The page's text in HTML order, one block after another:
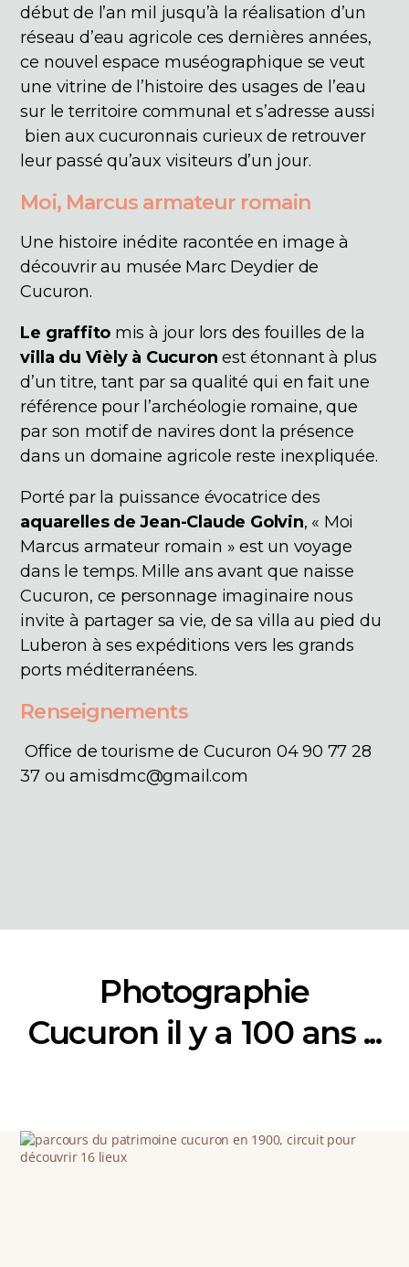
début de l’an mil jusqu’à la réalisation d’un
réseau d’eau agricole ces dernières années,
ce nouvel espace muséographique se veut
une vitrine de l’histoire des usages de l’eau
sur le territoire communal et s’adresse aussi
bien aux cucuronnais curieux de retrouver
leur passé qu’aux visiteurs d’un jour.
Moi, Marcus armateur romain
Une histoire inédite racontée en image à
découvrir au musée Marc Deydier de
Cucuron.
Le graffito mis à jour lors des fouilles de la
villa du Vièly à Cucuron est étonnant à plus
d’un titre, tant par sa qualité qui en fait une
référence pour l’archéologie romaine, que
par son motif de navires dont la présence
dans un domaine agricole reste inexpliquée.
Porté par la puissance évocatrice des
aquarelles de Jean-Claude Golvin, « Moi
Marcus armateur romain » est un voyage
dans le temps. Mille ans avant que naisse
Cucuron, ce personnage imaginaire nous
invite à partager sa vie, de sa villa au pied du
Luberon à ses expéditions vers les grands
ports méditerranéens.
Renseignements
Office de tourisme de Cucuron 04 90 77 28
37 ouamisdmc@gmail.com
Photographie
Cucuron il y a 100 ans ...